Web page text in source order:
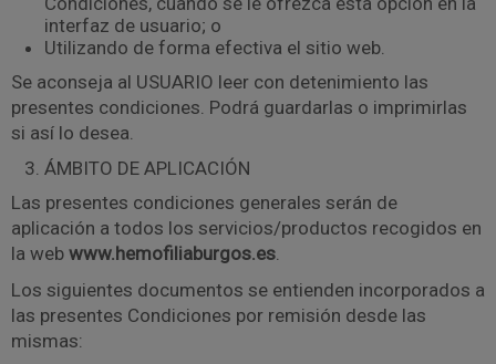
interfaz de usuario; o
Utilizando de forma efectiva el sitio web.
Se aconseja al USUARIO leer con detenimiento las
presentes condiciones. Podrá guardarlas o imprimirlas
si así lo desea.
ÁMBITO DE APLICACIÓN
Las presentes condiciones generales serán de
aplicación a todos los servicios/productos recogidos en
la web www.hemofiliaburgos.es.
Los siguientes documentos se entienden incorporados a
las presentes Condiciones por remisión desde las
mismas: